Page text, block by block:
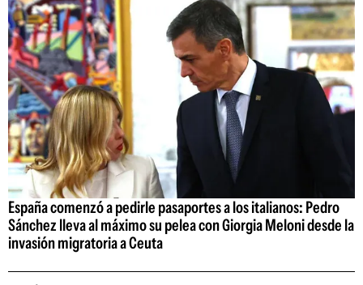
España comenzó a pedirle pasaportes a los italianos: Pedro
Sánchez lleva al máximo su pelea con Giorgia Meloni desde la
invasión migratoria a Ceuta